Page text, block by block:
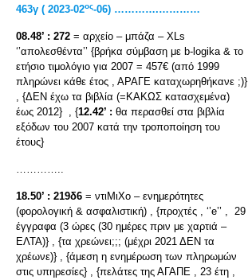
463γ ( 2023-02ος-06) ………….…………
08.48’ : 272 = αρχείο – μπάζα – XLs
‘’απολεσθέντα’’ {βρήκα σύμβαση με b-logika & το
ετήσιο τιμολόγιο για 2007 = 457€ (από 1999
πληρώνει κάθε έτος , ΑΡΑΓΕ καταχωρηθήκανε ;)}
, {ΔΕΝ έχω τα βιβλία (=ΚΑΚΩΣ κατασχεμένα)
έως 2012} , {12.42’ : θα περασθεί στα βιβλία
εξόδων του 2007 κατά την τροποποίηση του
έτους}
…………..
18.50’ : 219δ6 = ντιΜιΧο – ενημερότητες
(φορολογική & ασφαλιστική) , {προχτές , ‘’e’’ , 29
έγγραφα (3 ώρες (30 ημέρες πριν με χαρτιά –
ΕΛΤΑ)} , {τα χρεώνει;;; (μέχρι 2021 ΔΕΝ τα
χρέωνε)} , {άμεση η ενημέρωση των πληρωμών
στις υπηρεσίες} , {πελάτες της ΑΓΑΠΕ , 23 έτη ,